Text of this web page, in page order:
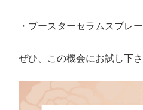
・ブースターセラムスプレ
ぜひ、この機会にお試し下さ